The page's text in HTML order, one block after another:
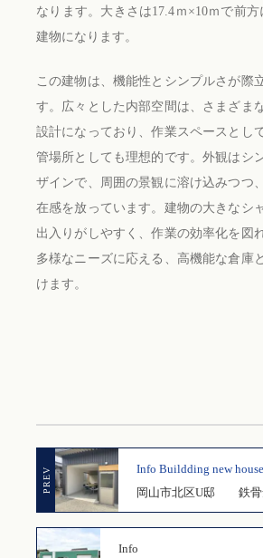
なります。大きさは17.4ｍ×10ｍで前
建物になります。
この建物は、機能性とシンプルさが際
す。広々とした内部空間は、さまざま
設計になっており、作業スペースとし
管場所としても理想的です。外観はシ
ザインで、周囲の景観に溶け込みつつ
在感を放っています。建物の大きなシ
出入りがしやすく、作業の効率化を図
多様なニーズに応える、高機能な倉庫
けます。
Info Buildding new house
岡山市北区U邸 鉄骨
Info